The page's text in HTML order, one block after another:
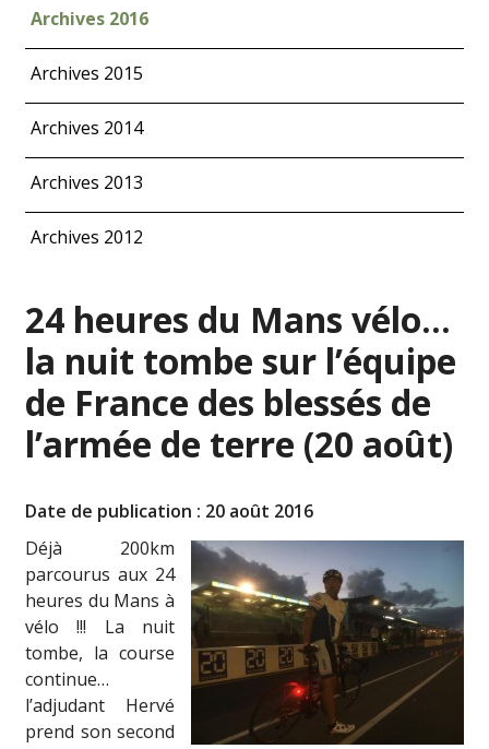
Archives 2016
Archives 2015
Archives 2014
Archives 2013
Archives 2012
24 heures du Mans vélo…
la nuit tombe sur l’équipe
de France des blessés de
l’armée de terre (20 août)
Date de publication : 20 août 2016
Déjà 200km
parcourus aux 24
heures du Mans à
vélo !!! La nuit
tombe, la course
continue…
l’adjudant Hervé
prend son second